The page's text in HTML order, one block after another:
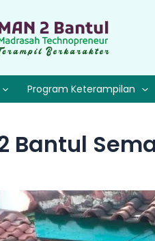
Program Keterampilan
Bantul